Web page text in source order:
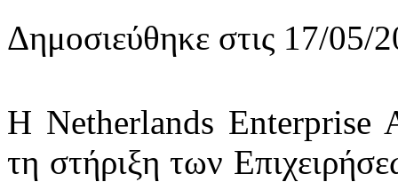
Δημοσιεύθηκε στις 17/05/
Η Netherlands Enterprise
τη στήριξη των